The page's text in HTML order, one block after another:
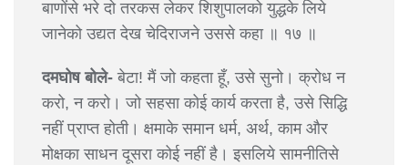
बाणोंसे भरे दो तरकस लेकर शिशुपालको युद्धके लिये
जानेको उद्यत देख चेदिराजने उससे कहा ॥ १७ ॥
दमघोष बोले- बेटा! मैं जो कहता हूँ, उसे सुनो। क्रोध न
करो, न करो। जो सहसा कोई कार्य करता है, उसे सिद्धि
नहीं प्राप्त होती। क्षमाके समान धर्म, अर्थ, काम और
मोक्षका साधन दूसरा कोई नहीं है। इसलिये सामनीतिसे